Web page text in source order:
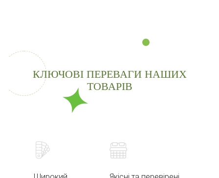
КЛЮЧОВІ ПЕРЕВАГИ НАШИХ
ТОВАРІВ